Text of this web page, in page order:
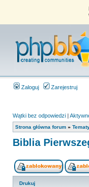
Zaloguj Zarejestruj
Wątki bez odpowiedzi |
Strona główna forum »
Biblia
Drukuj